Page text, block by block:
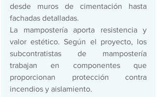
desde muros de cimentación hasta
fachadas detalladas.
La mampostería aporta resistencia y
valor estético. Según el proyecto, los
subcontratistas de mampostería
trabajan en componentes que
proporcionan protección contra
incendios y aislamiento.